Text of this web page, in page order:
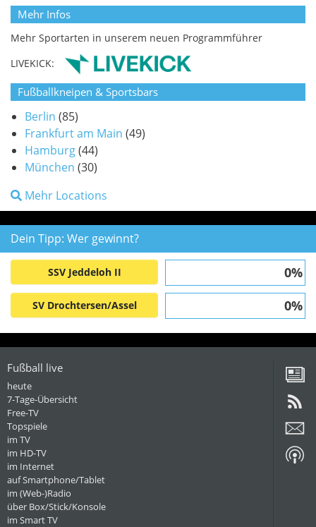
Mehr Infos
Mehr Sportarten in unserem neuen Programmführer
LIVEKICK:
Fußballkneipen & Sportsbars
Berlin (85)
Frankfurt am Main (49)
Hamburg(44)
München (30)
Mehr Locations
Dein Tipp: Wer gewinnt?
SSV Jeddeloh II 0%
SV Drochtersen/Assel 0%
Fußball live
heute
7-Tage-Übersicht
Free-TV
Topspiele
im TV
im HD-TV
im Internet
auf Smartphone/Tablet
im (Web-)Radio
über Box/Stick/Konsole
im Smart TV